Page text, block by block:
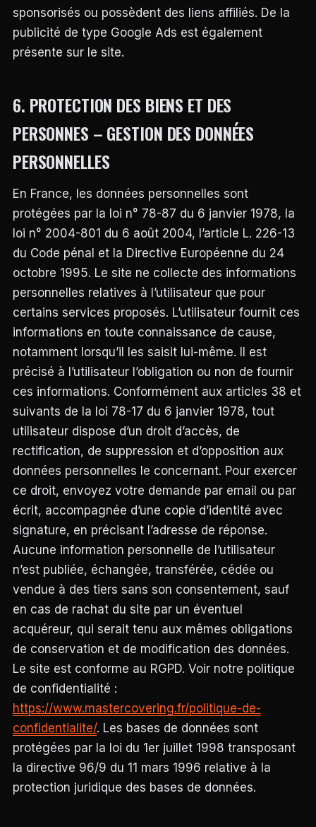
sponsorisés ou possèdent des liens affiliés. De la
publicité de type Google Ads est également
présente sur le site.
6. PROTECTION DES BIENS ET DES
PERSONNES – GESTION DES DONNÉES
PERSONNELLES
En France, les données personnelles sont
protégées par la loi n° 78-87 du 6 janvier 1978, la
loi n° 2004-801 du 6 août 2004, l’article L. 226-13
du Code pénal et la Directive Européenne du 24
octobre 1995. Le site ne collecte des informations
personnelles relatives à l’utilisateur que pour
certains services proposés. L’utilisateur fournit ces
informations en toute connaissance de cause,
notamment lorsqu’il les saisit lui-même. Il est
précisé à l’utilisateur l’obligation ou non de fournir
ces informations. Conformément aux articles 38 et
suivants de la loi 78-17 du 6 janvier 1978, tout
utilisateur dispose d’un droit d’accès, de
rectification, de suppression et d’opposition aux
données personnelles le concernant. Pour exercer
ce droit, envoyez votre demande par email ou par
écrit, accompagnée d’une copie d’identité avec
signature, en précisant l’adresse de réponse.
Aucune information personnelle de l’utilisateur
n’est publiée, échangée, transférée, cédée ou
vendue à des tiers sans son consentement, sauf
en cas de rachat du site par un éventuel
acquéreur, qui serait tenu aux mêmes obligations
de conservation et de modification des données.
Le site est conforme au RGPD. Voir notre politique
de confidentialité :
https://www.mastercovering.fr/politique-de-
confidentialite/. Les bases de données sont
protégées par la loi du 1er juillet 1998 transposant
la directive 96/9 du 11 mars 1996 relative à la
protection juridique des bases de données.